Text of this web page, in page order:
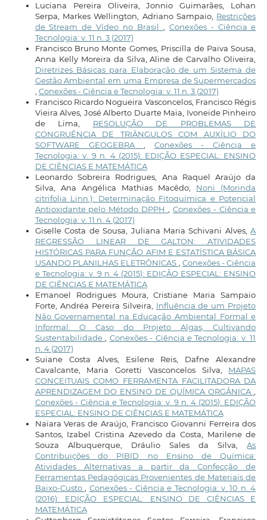
Luciana Pereira Oliveira, Jonnio Guimarães, Lohan
Serpa, Markes Wellington, Adriano Sampaio, Restrições
de Stream de Vídeo no Brasil , Conexões - Ciência e
Tecnologia: v. 11 n. 3 (2017)
Francisco Bruno Monte Gomes, Priscilla de Paiva Sousa,
Anna Kelly Moreira da Silva, Aline de Carvalho Oliveira,
Diretrizes Básicas para Elaboração de um Sistema de
Gestão Ambiental em uma Empresa de Supermercados
, Conexões - Ciência e Tecnologia: v. 11 n. 3 (2017)
Francisco Ricardo Nogueira Vasconcelos, Francisco Régis
Vieira Alves, José Alberto Duarte Maia, Ivoneide Pinheiro
de Lima, RESOLUÇÃO DE PROBLEMAS DE
CONGRUÊNCIA DE TRIÂNGULOS COM AUXÍLIO DO
SOFTWARE GEOGEBRA ,Conexões - Ciência e
Tecnologia: v. 9 n. 4 (2015): EDIÇÃO ESPECIAL: ENSINO
DE CIÊNCIAS E MATEMÁTICA
Leonardo Sobreira Rodrigues, Ana Raquel Araújo da
Silva, Ana Angélica Mathias Macêdo, Noni (Morinda
citrifolia Linn.): Determinação Fitoquímica e Potencial
Antioxidante pelo Método DPPH , Conexões - Ciência e
Tecnologia: v. 11 n. 4 (2017)
Giselle Costa de Sousa, Juliana Maria Schivani Alves,A
REGRESSÃO LINEAR DE GALTON: ATIVIDADES
HISTÓRICAS PARA FUNÇÃO AFIM E ESTATÍSTICA BÁSICA
USANDO PLANILHAS ELETRÔNICAS , Conexões - Ciência
e Tecnologia: v. 9 n. 4 (2015): EDIÇÃO ESPECIAL: ENSINO
DE CIÊNCIAS E MATEMÁTICA
Emanoel Rodrigues Moura, Cristiane Maria Sampaio
Forte, Andréa Pereira Silveira, Influência de um Projeto
Não Governamental na Educação Ambiental Formal e
Informal: O Caso do Projeto Algas, Cultivando
Sustentabilidade, Conexões - Ciência e Tecnologia: v. 11
n. 4 (2017)
Suiane Costa Alves, Esilene Reis, Dafne Alexandre
Cavalcante, Maria Goretti Vasconcelos Silva, MAPAS
CONCEITUAIS COMO FERRAMENTA FACILITADORA DA
APRENDIZAGEM DO ENSINO DE QUÍMICA ORGÂNICA,
Conexões - Ciência e Tecnologia: v. 9 n. 4 (2015): EDIÇÃO
ESPECIAL: ENSINO DE CIÊNCIAS E MATEMÁTICA
Naiara Veras de Araújo, Francisco Giovanni Ferreira dos
Santos, Izabel Cristina Azevedo da Costa, Marilene de
Souza Albuquerque, Dráulio Sales da Silva,As
Contribuições do PIBID no Ensino de Química:
Atividades Alternativas a partir da Confecção de
Ferramentas Pedagógicas Provenientes de Materiais de
Baixo-Custo, Conexões - Ciência e Tecnologia: v. 10 n. 4
(2016): EDIÇÃO ESPECIAL: ENSINO DE CIÊNCIAS E
MATEMÁTICA